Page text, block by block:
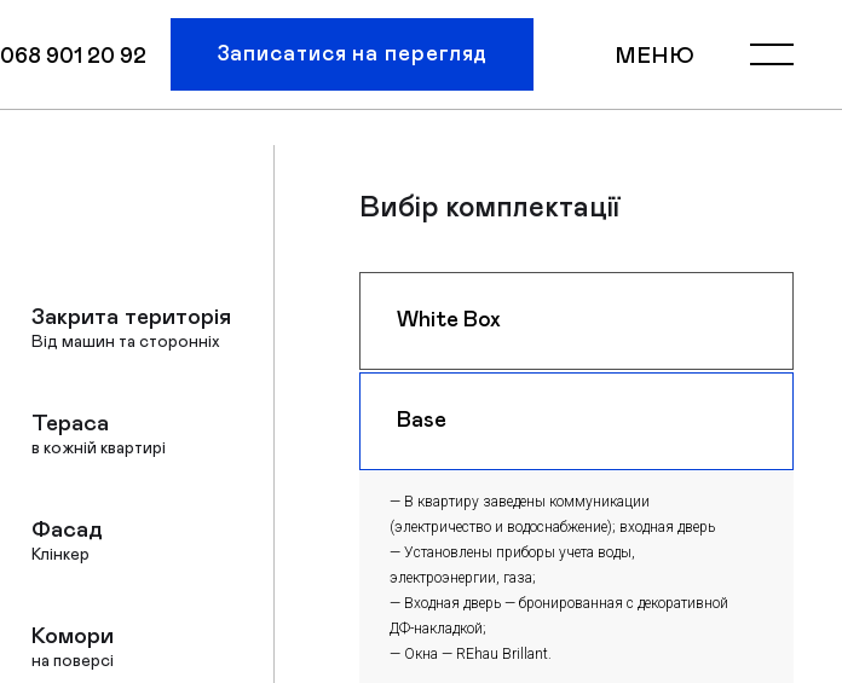
068 901 20 92 Записатися на перегляд МЕНЮ
Закрита територія
Від машин та сторонніх
Тераса
в кожній квартирі
Фасад
Клінкер
Комори
на поверсі
Вибір комплектації
White Box
Base
— В квартиру заведены коммуникации
(электричество и водоснабжение); входная дверь
— Установлены приборы учета воды,
электроэнергии, газа;
— Входная дверь — бронированная с декоративной
ДФ-накладкой;
— Окна — REhau Brillant.